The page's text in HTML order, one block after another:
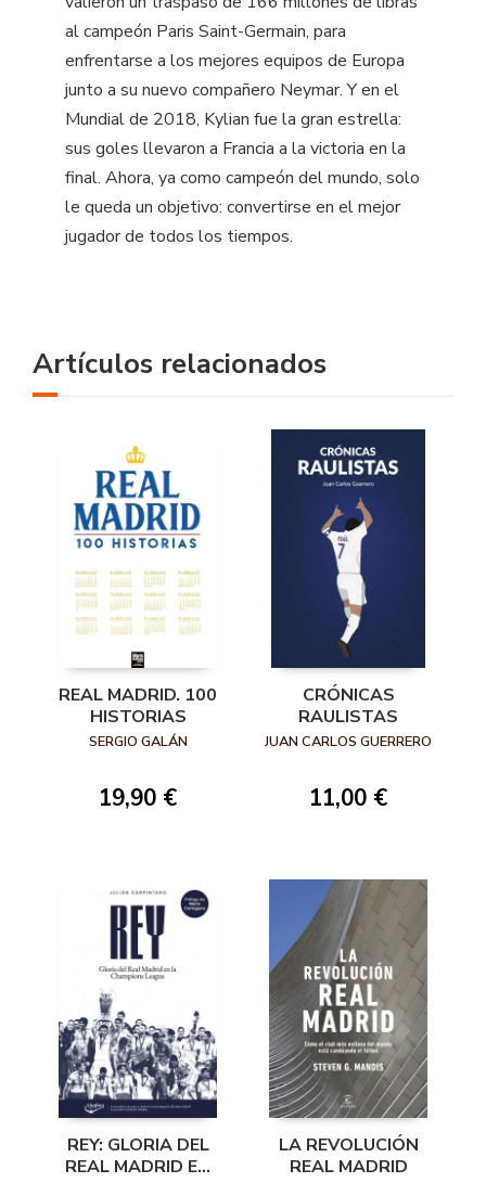
al campeón Paris Saint-Germain, para
enfrentarse a los mejores equipos de Europa
junto a su nuevo compañero Neymar. Y en el
Mundial de 2018, Kylian fue la gran estrella:
sus goles llevaron a Francia a la victoria en la
final. Ahora, ya como campeón del mundo, solo
le queda un objetivo: convertirse en el mejor
jugador de todos los tiempos.
Artículos relacionados
REAL MADRID. 100
HISTORIAS
SERGIO GALÁN
19,90 €
CRÓNICAS
RAULISTAS
JUAN CARLOS GUERRERO
11,00 €
REY: GLORIA DEL
REAL MADRID EN
LA REVOLUCIÓN
REAL MADRID